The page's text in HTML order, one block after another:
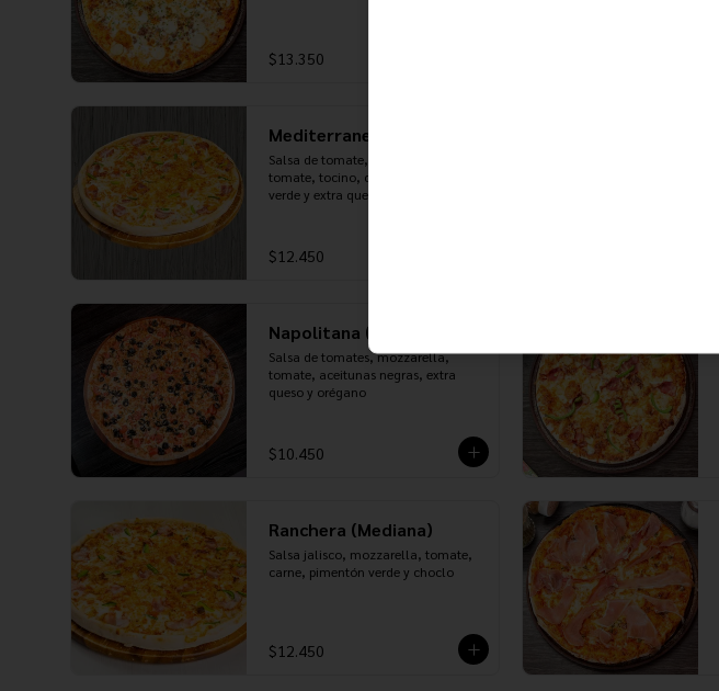
$13.350
Mediterranea (Mediana)
Salsa de tomate, mozzarella,
tomate, tocino, cebolla, pimentón
verde y extra queso
$12.450
Napolitana (Mediana)
Salsa de tomates, mozzarella,
tomate, aceitunas negras, extra
queso y orégano
$10.450
Ranchera (Mediana)
Salsa jalisco, mozzarella, tomate,
carne, pimentón verde y choclo
$12.450